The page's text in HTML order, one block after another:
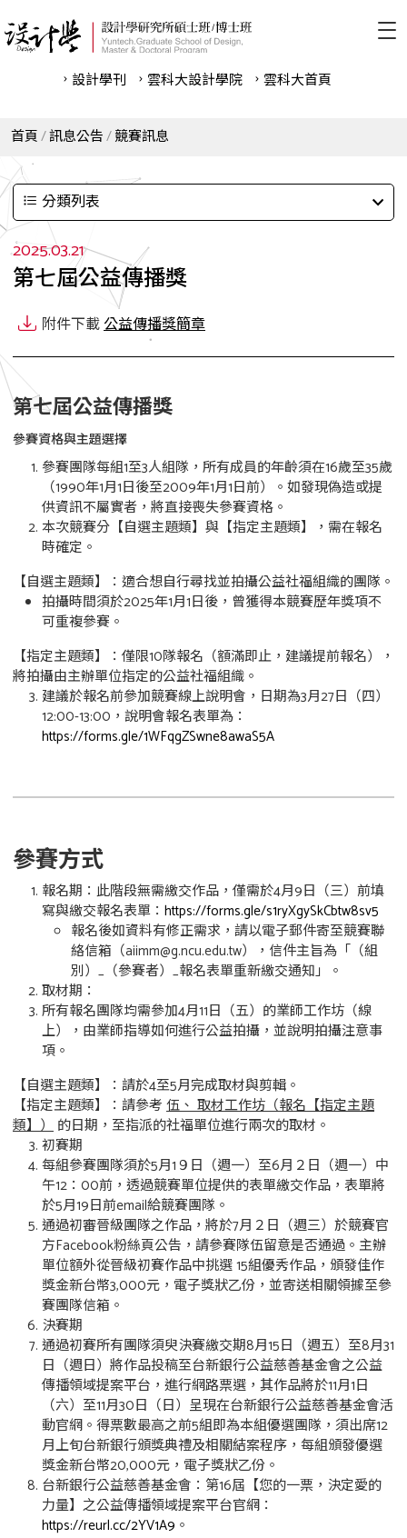
設計學刊 雲科⼤設計學院 雲科⼤首頁
首頁 訊息公告 競賽訊息
分類列表
2025.03.21
第七屆公益傳播獎
附件下載公益傳播獎簡章
第七屆公益傳播獎
參賽資格與主題選擇
參賽團隊每組1至3人組隊，所有成員的年齡須在16歲至35歲
（1990年1月1日後至2009年1月1日前）。如發現偽造或提
供資訊不屬實者，將直接喪失參賽資格。
本次競賽分【自選主題類】與【指定主題類】，需在報名
時確定。
【自選主題類】：適合想自行尋找並拍攝公益社福組織的團隊。
拍攝時間須於2025年1月1日後，曾獲得本競賽歷年獎項不
可重複參賽。
【指定主題類】：僅限10隊報名（額滿即止，建議提前報名），
將拍攝由主辦單位指定的公益社福組織。
建議於報名前參加競賽線上說明會，日期為3月27日（四）
12:00-13:00，說明會報名表單為：
https://forms.gle/1WFqgZSwne8awaS5A
參賽方式
報名期：此階段無需繳交作品，僅需於4月9日（三）前填
寫與繳交報名表單： https://forms.gle/s1ryXgySkCbtw8sv5
報名後如資料有修正需求，請以電子郵件寄至競賽聯
絡信箱（aiimm@g.ncu.edu.tw），信件主旨為「（組
別）_（參賽者）_報名表單重新繳交通知」。
取材期：
所有報名團隊均需參加4月11日（五）的業師工作坊（線
上），由業師指導如何進行公益拍攝，並說明拍攝注意事
項。
【自選主題類】：請於4至5月完成取材與剪輯。
【指定主題類】：請參考 伍、 取材工作坊（報名【指定主題
類】） 的日期，至指派的社福單位進行兩次的取材。
初賽期
每組參賽團隊須於5月1９日（週一）至6月２日（週一）中
午12：00前，透過競賽單位提供的表單繳交作品，表單將
於5月19日前email給競賽團隊。
通過初審晉級團隊之作品，將於7月２日（週三）於競賽官
方Facebook粉絲頁公告，請參賽隊伍留意是否通過。主辦
單位額外從晉級初賽作品中挑選 15組優秀作品，頒發佳作
獎金新台幣3,000元，電子獎狀乙份，並寄送相關領據至參
賽團隊信箱。
決賽期
通過初賽所有團隊須臾決賽繳交期8月15日（週五）至8月31
日（週日）將作品投稿至台新銀行公益慈善基金會之公益
傳播領域提案平台，進行網路票選，其作品將於11月1日
（六）至11月30日（日）呈現在台新銀行公益慈善基金會活
動官網。得票數最高之前5組即為本組優選團隊，須出席12
月上旬台新銀行頒獎典禮及相關結案程序，每組頒發優選
獎金新台幣20,000元，電子獎狀乙份。
台新銀行公益慈善基金會：第16屆【您的一票，決定愛的
力量】之公益傳播領域提案平台官網：
https://reurl.cc/2YV1A9 。